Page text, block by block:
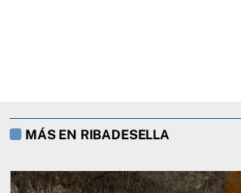
MÁS EN RIBADESELLA